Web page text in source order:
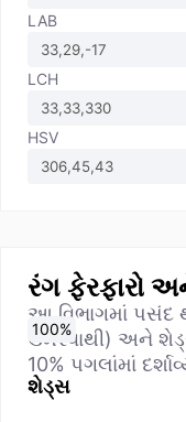
LAB
LCH
HSV
રંગ ફેરફારો
આ વિભાગમાં પસંદ
ઉમેરવાથી) અને
10% પગલાંમાં
શેડ્સ
0%
10%
20%
30%
40%
50%
60%
70%
80%
90%
100%